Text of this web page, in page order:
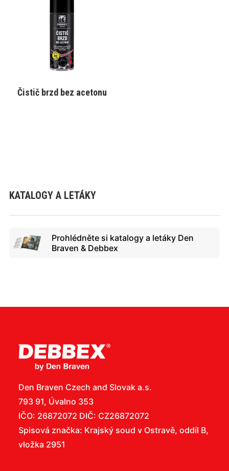
KATALOGY A LETÁKY
Prohlédněte si katalogy a letáky Den
Braven & Debbex
VYBRAT VARIANTU
Čistič brzd bez acetonu
Den Braven Czech and Slovak a.s.
793 91, Úvalno 353
IČO: 26872072 DIČ: CZ26872072
Spisová značka: Krajský soud v Ostravě, oddíl B,
vložka 2951